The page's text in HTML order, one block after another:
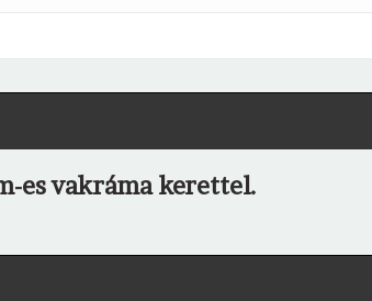
es vakráma kerettel.